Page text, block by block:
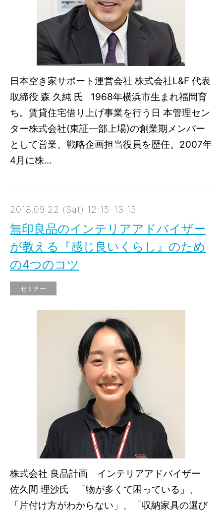
日本空き家サポート運営会社 株式会社L&F 代表
取締役 森 久純 氏 1968年横浜市生まれ福岡育
ち。賃貸住宅借り上げ事業を行う日 本管理セン
ター株式会社(東証一部上場)の創業期メンバー
として営業、戦略企画担当役員を歴任。2007年
4月に株...
2018.09.22 (Sat) 12:15-13:15
無印良品のインテリアアドバイザー
が教える『感じ良いくらし』のため
の4つのコツ
セミナー
株式会社 良品計画 インテリアアドバイザー
佐久間 理沙氏 「物が多くて困っている」、
「片付け方がわからない」、「収納家具の選び